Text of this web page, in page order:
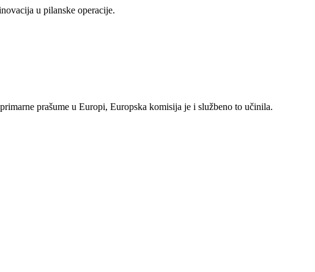
u pilanske operacije.
prašume u Europi, Europska komisija je i službeno to učinila.